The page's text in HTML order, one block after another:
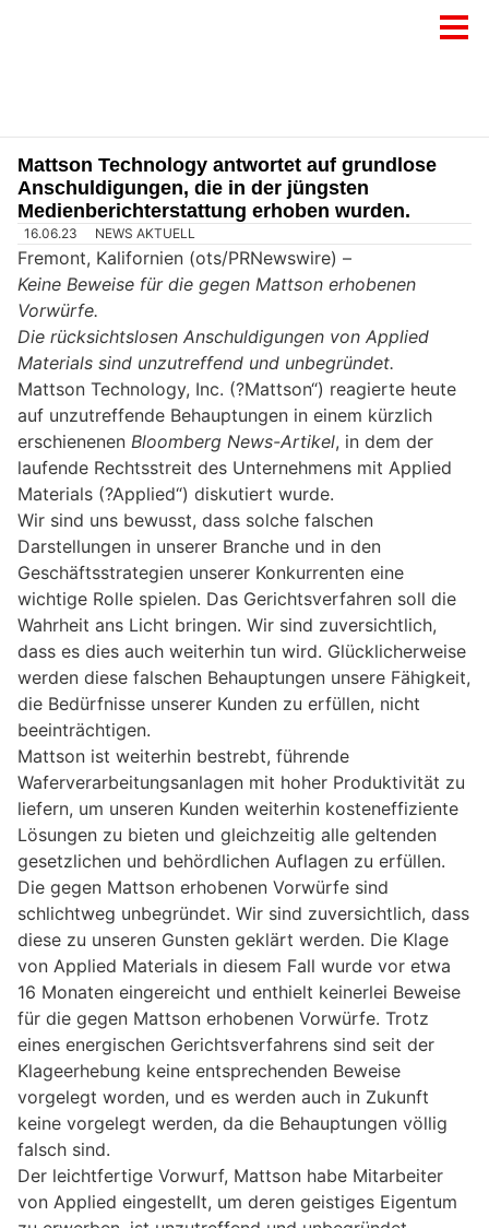
Mattson Technology antwortet auf grundlose
Anschuldigungen, die in der jüngsten
Medienberichterstattung erhoben wurden.
16.06.23 NEWS AKTUELL
Fremont, Kalifornien (ots/PRNewswire) –
Keine Beweise für die gegen Mattson erhobenen
Vorwürfe.
Die rücksichtslosen Anschuldigungen von Applied
Materials sind unzutreffend und unbegründet.
Mattson Technology, Inc. (?Mattson“) reagierte heute
auf unzutreffende Behauptungen in einem kürzlich
erschienenen Bloomberg News-Artikel, in dem der
laufende Rechtsstreit des Unternehmens mit Applied
Materials (?Applied“) diskutiert wurde.
Wir sind uns bewusst, dass solche falschen
Darstellungen in unserer Branche und in den
Geschäftsstrategien unserer Konkurrenten eine
wichtige Rolle spielen. Das Gerichtsverfahren soll die
Wahrheit ans Licht bringen. Wir sind zuversichtlich,
dass es dies auch weiterhin tun wird. Glücklicherweise
werden diese falschen Behauptungen unsere Fähigkeit,
die Bedürfnisse unserer Kunden zu erfüllen, nicht
beeinträchtigen.
Mattson ist weiterhin bestrebt, führende
Waferverarbeitungsanlagen mit hoher Produktivität zu
liefern, um unseren Kunden weiterhin kosteneffiziente
Lösungen zu bieten und gleichzeitig alle geltenden
gesetzlichen und behördlichen Auflagen zu erfüllen.
Die gegen Mattson erhobenen Vorwürfe sind
schlichtweg unbegründet. Wir sind zuversichtlich, dass
diese zu unseren Gunsten geklärt werden. Die Klage
von Applied Materials in diesem Fall wurde vor etwa
16 Monaten eingereicht und enthielt keinerlei Beweise
für die gegen Mattson erhobenen Vorwürfe. Trotz
eines energischen Gerichtsverfahrens sind seit der
Klageerhebung keine entsprechenden Beweise
vorgelegt worden, und es werden auch in Zukunft
keine vorgelegt werden, da die Behauptungen völlig
falsch sind.
Der leichtfertige Vorwurf, Mattson habe Mitarbeiter
von Applied eingestellt, um deren geistiges Eigentum